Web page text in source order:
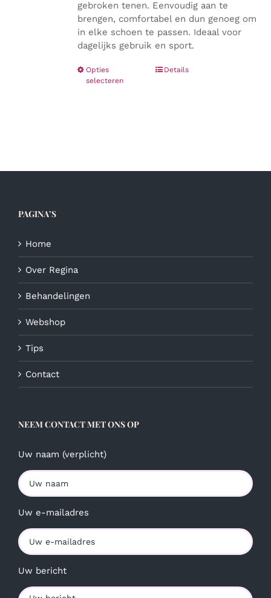
gebroken tenen. Eenvoudig aan te
brengen, comfortabel en dun genoeg om
in elke schoen te passen. Ideaal voor
dagelijks gebruik en sport.
Opties
selecteren
DitDetails
PAGINA’S
Home
Over Regina
Behandelingen
Webshop
Tips
Contact
NEEM CONTACT MET ONS OP
Uw naam (verplicht)
Uw e-mailadres
Uw bericht